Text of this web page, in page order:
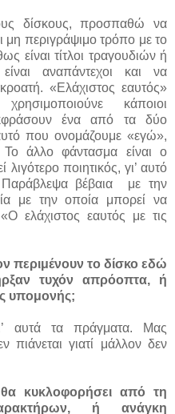
δίσκους, προσπαθώ να
μη περιγράψιμο τρόπο με το
είναι τίτλοι τραγουδιών ή
αναπάντεχοι και να
«Ελάχιστος εαυτός»
κάποιοι
ένα από τα δύο
που ονομάζουμε «εγώ»,
άλλο φάντασμα είναι ο
ποιητικός, γι’ αυτό
βέβαια
με την
με την οποία μπορεί να
ελάχιστος εαυτός με τις
περιμένουν το δίσκο εδώ
τυχόν απρόοπτα, ή
υπομονής;
αυτά τα πράγματα. Μας
πιάνεται γιατί μάλλον δεν
κυκλοφορήσει από τη
ή ανάγκη